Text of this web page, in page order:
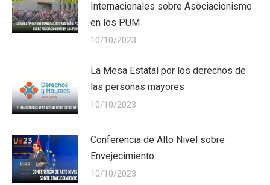
Internacionales sobre Asociacionismo
en los PUM
10/10/2023
La Mesa Estatal por los derechos de
las personas mayores
10/10/2023
Conferencia de Alto Nivel sobre
Envejecimiento
10/10/2023